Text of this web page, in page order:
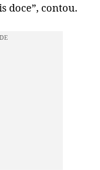
doce”, contou.